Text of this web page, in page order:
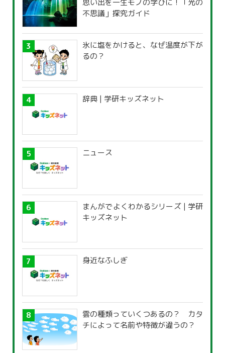
思い出を一生モノの学びに！「光の
不思議」探究ガイド
氷に塩をかけると、なぜ温度が下が
るの？
辞典 | 学研キッズネット
ニュース
まんがでよくわかるシリーズ | 学研
キッズネット
身近なふしぎ
雲の種類っていくつあるの？ カタ
チによって名前や特徴が違うの？